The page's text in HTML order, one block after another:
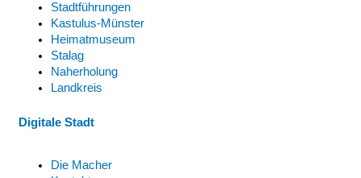
Stadtführungen
Kastulus-Münster
Heimatmuseum
Stalag
Naherholung
Landkreis
Digitale Stadt
Die Macher